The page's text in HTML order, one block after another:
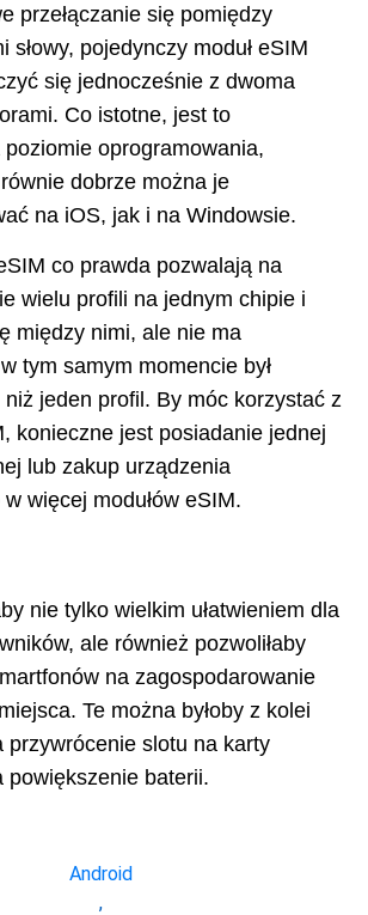
przełączanie się pomiędzy
słowy, pojedynczy moduł eSIM
się jednocześnie z dwoma
Co istotne, jest to
oprogramowania,
dobrze można je
na iOS, jak i na Windowsie.
co prawda pozwalają na
wielu profili na jednym chipie i
między nimi, ale nie ma
tym samym momencie był
jeden profil. By móc korzystać z
konieczne jest posiadanie jednej
lub zakup urządzenia
więcej modułów eSIM.
nie tylko wielkim ułatwieniem dla
ale również pozwoliłaby
na zagospodarowanie
Te można byłoby z kolei
przywrócenie slotu na karty
powiększenie baterii.
Android
,